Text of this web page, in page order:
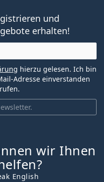
und
erhalten!
hierzu gelesen. Ich bin
Adresse einverstanden
wir Ihnen
English